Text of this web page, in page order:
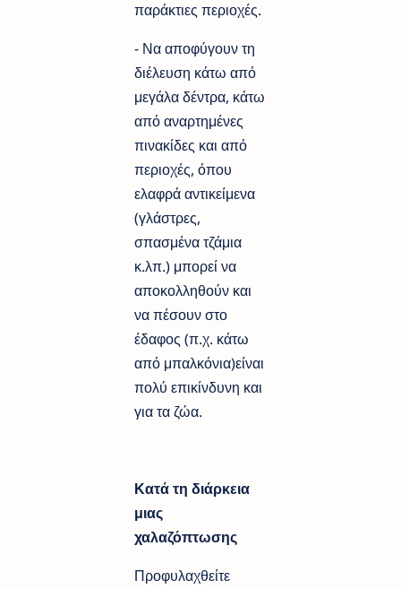
παράκτιες περιοχές.
- Να αποφύγουν τη
διέλευση κάτω από
μεγάλα δέντρα, κάτω
από αναρτημένες
πινακίδες και από
περιοχές, όπου
ελαφρά αντικείμενα
(γλάστρες,
σπασμένα τζάμια
κ.λπ.) μπορεί να
αποκολληθούν και
να πέσουν στο
έδαφος (π.χ. κάτω
από μπαλκόνια)είναι
πολύ επικίνδυνη και
για τα ζώα.
Κατά τη διάρκεια
μιας
χαλαζόπτωσης
Προφυλαχθείτε